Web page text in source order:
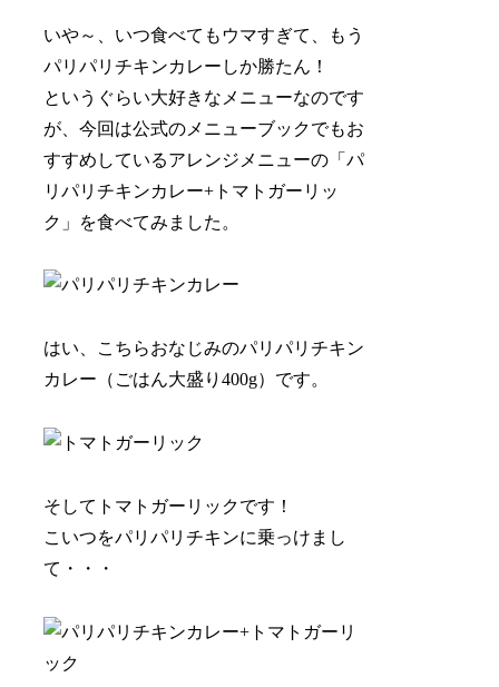
いや～、いつ食べてもウマすぎて、もう
パリパリチキンカレーしか勝たん！
というぐらい大好きなメニューなのです
が、今回は公式のメニューブックでもお
すすめしているアレンジメニューの 「パ
リパリチキンカレー+トマトガーリッ
ク」
を食べてみました。
はい、こちらおなじみのパリパリチキン
カレー（ごはん大盛り400g）です。
そして トマトガーリックです！
こいつをパリパリチキンに乗っけまし
て・・・